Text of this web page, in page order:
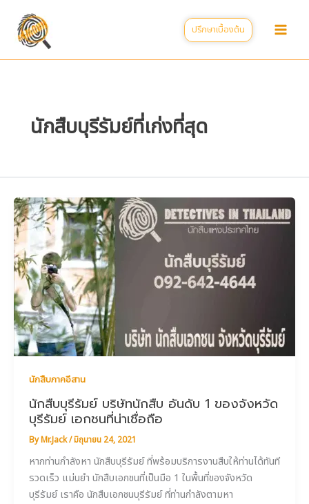
content
ปรึกษาเบื้องต้น
นักสืบบุรีรัมย์ที่เก่งที่สุด
นักสืบภาคอีสาน
นักสืบบุรีรัมย์ บริษัทนักสืบ อันดับ 1 ของจังหวัด
บุรีรัมย์ เอกชนที่น่าเชื่อถือ
ByMr.Jack/มิถุนายน 24, 2021
หากท่านกำลังหา นักสืบบุรีรัมย์ ที่พร้อมบริการงานสืบให้ท่านได้ทันที
รวดเร็ว แม่นยำ นักสืบเอกชนที่เป็นมือ 1 ในพื้นที่ของจังหวัด
บุรีรัมย์ เราคือ นักสืบเอกชนบุรีรัมย์ ที่ท่านกำลังตามหา